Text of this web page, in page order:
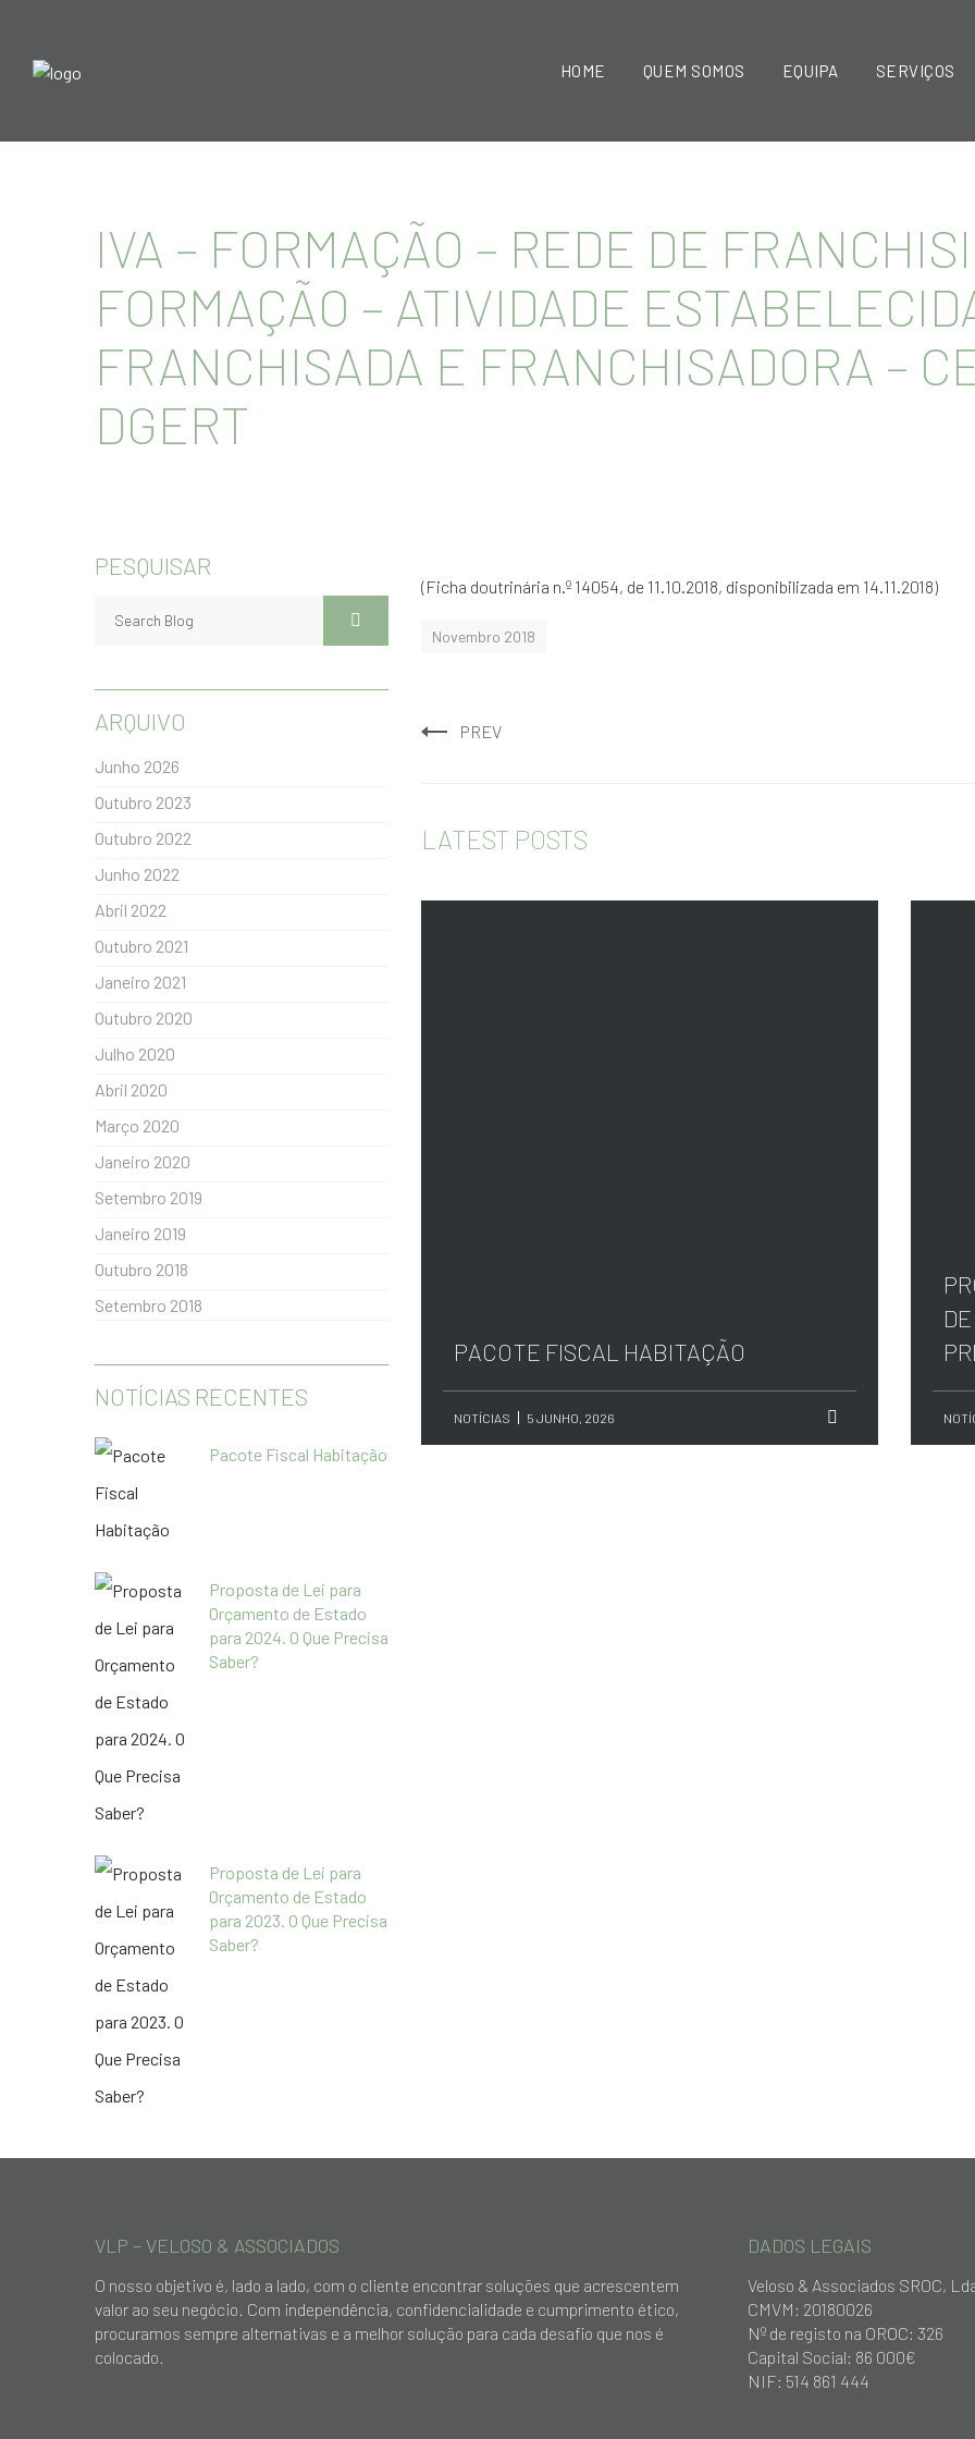
HOME QUEM SOMOS EQUIPA SERVIÇOS
IVA – FORMAÇÃO – REDE DE
FORMAÇÃO – ATIVIDADE
FRANCHISADA E FRANCHISADORA –
DGERT
(Ficha doutrinária n.º 14054, de 11.10.2018, disponibilizada em 14.11.2018)
Novembro 2018
PREV
LATEST POSTS
PACOTE FISCAL HABITAÇÃO
NOTÍCIAS 5 JUNHO, 2026
PESQUISAR
ARQUIVO
Junho 2026
Outubro 2023
Outubro 2022
Junho 2022
Abril 2022
Outubro 2021
Janeiro 2021
Outubro 2020
Julho 2020
Abril 2020
Março 2020
Janeiro 2020
Setembro 2019
Janeiro 2019
Outubro 2018
Setembro 2018
NOTÍCIAS RECENTES
Pacote Fiscal Habitação
Proposta de Lei para
Orçamento de Estado
para 2024. O Que Precisa
Saber?
Proposta de Lei para
Orçamento de Estado
para 2023. O Que Precisa
Saber?
VLP – VELOSO & ASSOCIADOS
O nosso objetivo é, lado a lado, com o cliente encontrar soluções que acrescentem
valor ao seu negócio. Com independência, confidencialidade e cumprimento ético,
procuramos sempre alternativas e a melhor solução para cada desafio que nos é
colocado.
DADOS LEGAIS
Veloso & Associados SROC,
CMVM: 20180026
Nº de registo na OROC: 326
Capital Social: 86 000€
NIF: 514 861 444